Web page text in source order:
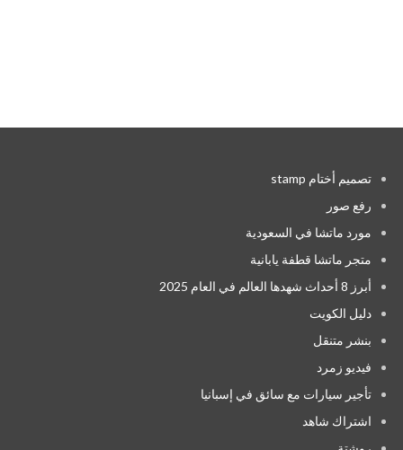
تصميم أختام stamp
رفع صور
مورد ماتشا في السعودية
متجر ماتشا قطفة يابانية
أبرز 8 أحداث شهدها العالم في العام 2025
دليل الكويت
بنشر متنقل
فيديو زمرد
تأجير سيارات مع سائق في إسبانيا
اشتراك شاهد